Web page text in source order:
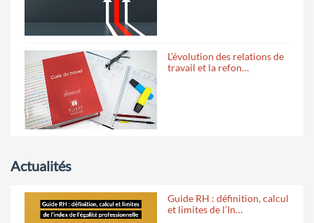
L’évolution des relations de
travail et la refon…
Actualités
Guide RH : définition, calcul
et limites de l’In…